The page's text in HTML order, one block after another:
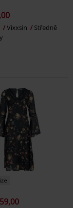
Vixxsin
Středně